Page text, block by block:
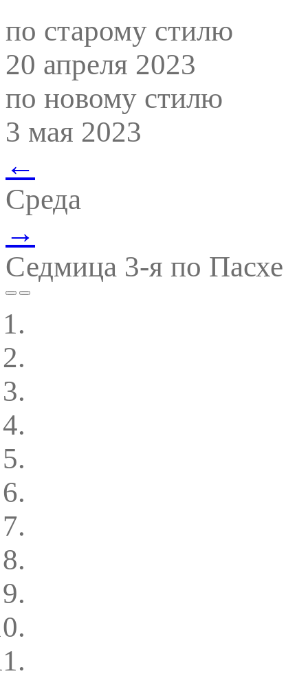
по старому стилю
20 апреля 2023
по новому стилю
3 мая 2023
←
Среда
→
Седмица 3-я по Пасхе